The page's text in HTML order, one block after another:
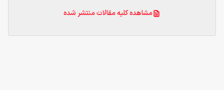
مشاهده کلیه مقالات منتشر شده